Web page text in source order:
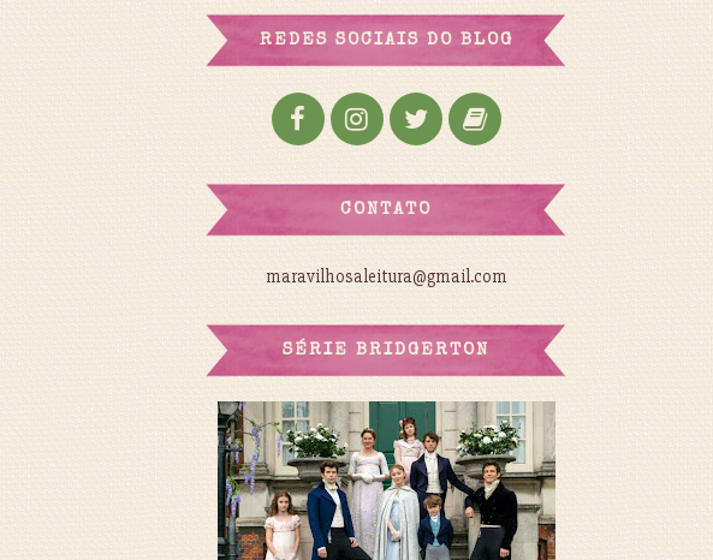
REDES SOCIAIS DO BLOG
CONTATO
maravilhosaleitura@gmail.com
SÉRIE BRIDGERTON